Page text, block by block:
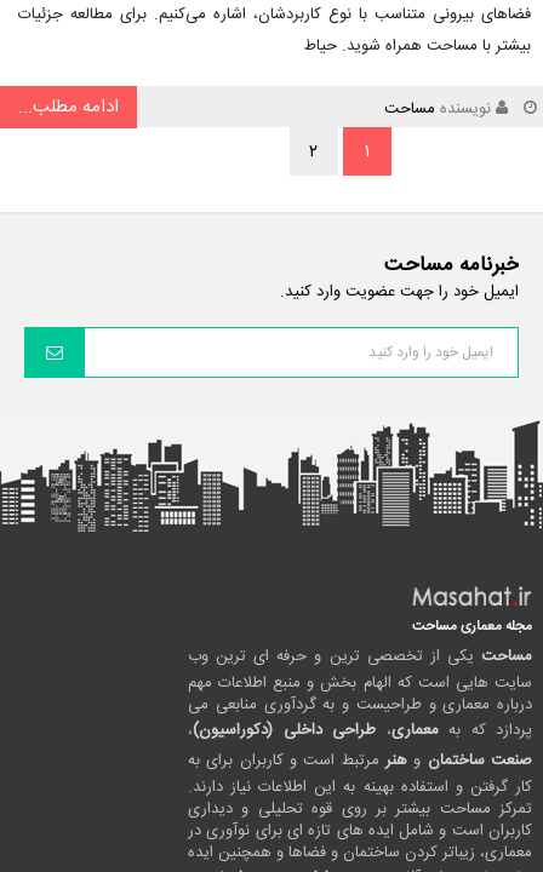
فضاهای بیرونی متناسب با نوع کاربردشان، اشاره می‌کنیم. برای مطالعه جزئیات
بیشتر با مساحت همراه شوید. حیاط
نویسنده مساحت
ادامه مطلب...
۱
۲
خبرنامه مساحت
ایمیل خود را جهت عضویت وارد کنید.
مجله معماری مساحت
مساحت یکی از تخصصی ترین و حرفه ای ترین وب
سایت هایی است که الهام بخش و منبع اطلاعات مهم
درباره معماری و طراحیست و به گردآوری منابعی می
پردازد که بهمعماری، طراحی داخلی (دکوراسیون)،
صنعت ساختمان و هنرمرتبط است و کاربران برای به
کار گرفتن و استفاده بهینه به این اطلاعات نیاز دارند.
تمرکز مساحت بیشتر بر روی قوه تحلیلی و دیداری
کاربران است و شامل ایده های تازه ای برای نوآوری در
معماری، زیباتر کردن ساختمان و فضاها و همچنین ایده